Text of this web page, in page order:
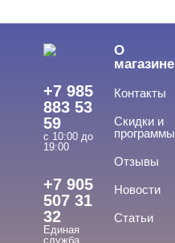
База
+7 985
883 53
59
с 10:00 до
19:00
+7 905
507 31
32
Единая
служба
О
магазине
Контакты
Скидки и
программы
Отзывы
Новости
Статьи